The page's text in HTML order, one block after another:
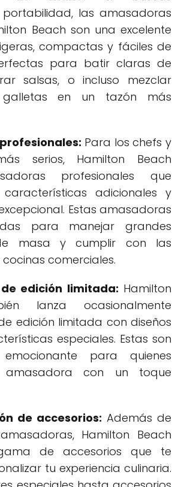
las amasadoras
Beach son una excelente
compactas y fáciles de
para batir claras de
salsas, o incluso mezclar
en un tazón más
Para los chefs y
serios, Hamilton Beach
profesionales que
adicionales y
Estas amasadoras
para manejar grandes
masa y cumplir con las
comerciales.
edición limitada: Hamilton
lanza ocasionalmente
edición limitada con diseños
especiales. Estas son
para quienes
amasadora con un toque
de accesorios: Además de
Hamilton Beach
de accesorios que te
tu experiencia culinaria.